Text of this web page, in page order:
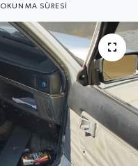
OKUNMA SÜRESI